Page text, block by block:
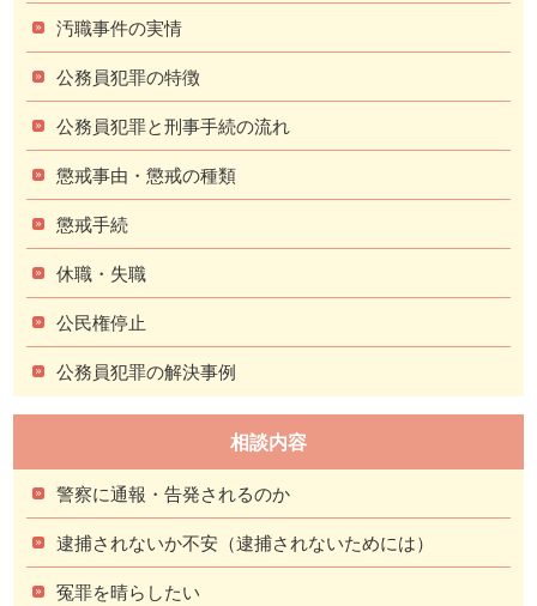
汚職事件の実情
公務員犯罪の特徴
公務員犯罪と刑事手続の流れ
懲戒事由・懲戒の種類
懲戒手続
休職・失職
公民権停止
公務員犯罪の解決事例
相談内容
警察に通報・告発されるのか
逮捕されないか不安（逮捕されないためには）
冤罪を晴らしたい